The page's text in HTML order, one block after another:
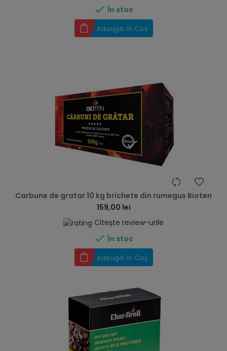
 În stoc
Adaugă în Coș
Carbune de gratar 10 kg brichete din rumegus Bioten
159,00 lei
Citește review-urile
 În stoc
Adaugă în Coș